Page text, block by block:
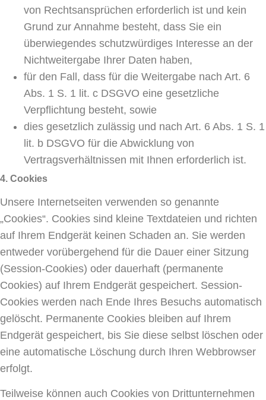
von Rechtsansprüchen erforderlich ist und kein
Grund zur Annahme besteht, dass Sie ein
überwiegendes schutzwürdiges Interesse an der
Nichtweitergabe Ihrer Daten haben,
für den Fall, dass für die Weitergabe nach Art. 6
Abs. 1 S. 1 lit. c DSGVO eine gesetzliche
Verpflichtung besteht, sowie
dies gesetzlich zulässig und nach Art. 6 Abs. 1 S. 1
lit. b DSGVO für die Abwicklung von
Vertragsverhältnissen mit Ihnen erforderlich ist.
4. Cookies
Unsere Internetseiten verwenden so genannte
„Cookies“. Cookies sind kleine Textdateien und richten
auf Ihrem Endgerät keinen Schaden an. Sie werden
entweder vorübergehend für die Dauer einer Sitzung
(Session-Cookies) oder dauerhaft (permanente
Cookies) auf Ihrem Endgerät gespeichert. Session-
Cookies werden nach Ende Ihres Besuchs automatisch
gelöscht. Permanente Cookies bleiben auf Ihrem
Endgerät gespeichert, bis Sie diese selbst löschen oder
eine automatische Löschung durch Ihren Webbrowser
erfolgt.
Teilweise können auch Cookies von Drittunternehmen